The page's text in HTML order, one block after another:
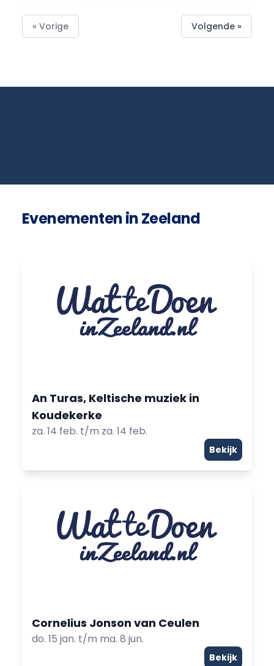
« Vorige Volgende »
Evenementen in Zeeland
An Turas, Keltische muziek in
Koudekerke
za. 14 feb. t/m za. 14 feb.
Bekijk
Cornelius Jonson van Ceulen
do. 15 jan. t/m ma. 8 jun.
Bekijk